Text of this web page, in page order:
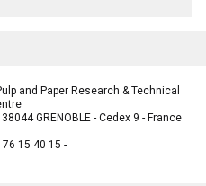
and Paper Research & Technical
GRENOBLE - Cedex 9 - France
15 40 15